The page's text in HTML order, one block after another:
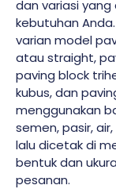
dan variasi
kebutuhan
varian model
atau straight,
paving block
kubus, dan
menggunakan
semen, pasir,
lalu dicetak di
bentuk dan
pesanan.